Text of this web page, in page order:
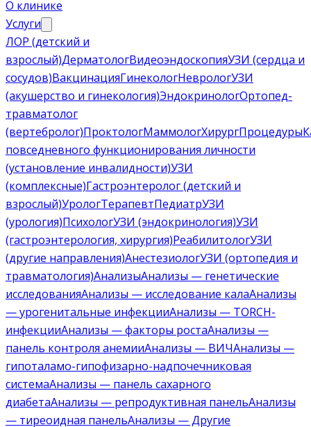
О клинике
Услуги
ЛОР (детский и
взрослый)ДерматологВидеоэндоскопияУЗИ (сердца и
сосудов)ВакцинацияГинекологНеврологУЗИ
(акушерство и гинекология)ЭндокринологОртопед-
травматолог
(вертебролог)ПроктологМаммологХирургПроцедуры
повседневного функционирования личности
(установление инвалидности)УЗИ
(комплексные)Гастроэнтеролог (детский и
взрослый)УрологТерапевтПедиатрУЗИ
(урология)ПсихологУЗИ (эндокринология)УЗИ
(гастроэнтерология, хирургия)РеабилитологУЗИ
(другие направления)АнестезиологУЗИ (ортопедия и
травматология)АнализыАнализы — генетические
исследованияАнализы — исследование калаАнализы
— урогенитальные инфекцииАнализы — TORCH-
инфекцииАнализы — факторы ростаАнализы —
панель контроля анемииАнализы — ВИЧАнализы —
гипоталамо-гипофизарно-надпочечниковая
системаАнализы — панель сахарного
диабетаАнализы — репродуктивная панельАнализы
— тиреоидная панельАнализы — Другие